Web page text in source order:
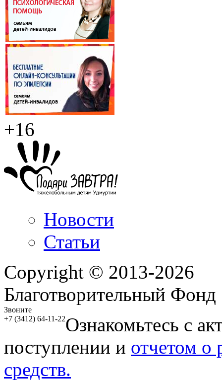
+16
Новости
Статьи
Copyright © 2013-2026
Благотворительный
Звоните
+7 (3412) 64-11-22Ознакомьтесь с
поступлении и отчетом о
средств.